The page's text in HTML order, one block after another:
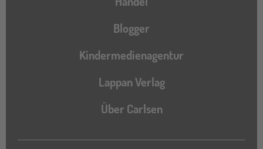
Blogger
Kindermedienagentur
Lappan Verlag
Über Carlsen